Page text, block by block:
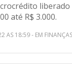
liberado
até R$ 3.000.
AS 18:59 - EM FINANÇAS